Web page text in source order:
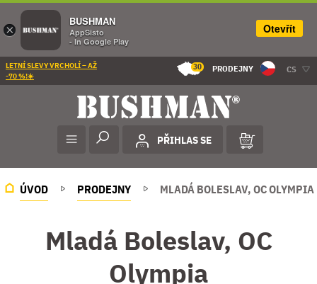
LETNÍ SLEVY VRCHOLÍ – AŽ
-70 %!☀️
30 PRODEJNY CS
PŘIHLAS SE
ÚVOD PRODEJNY MLADÁ BOLESLAV, OC OLYMPIA
Mladá Boleslav, OC
Olympia
×
BUSHMAN
AppSisto
- In Google Play
Otevřít